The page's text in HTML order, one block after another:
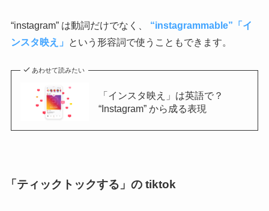
“instagram” は動詞だけでなく、 “instagrammable”「イ
ンスタ映え」
という形容詞で使うこともできます。
あわせて読みたい
「インスタ映え」は英語で？
“Instagram” から成る表現
「ティックトックする」の tiktok